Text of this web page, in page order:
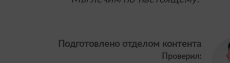
Подготовлено отделом контента
Проверил: